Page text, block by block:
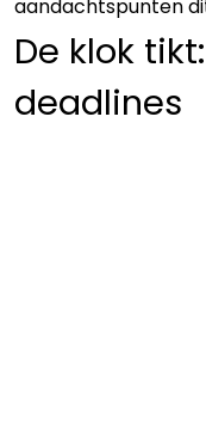
aandachtspunten
De klok
deadlines